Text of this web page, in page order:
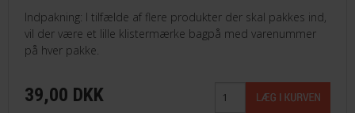
Indpakning: I tilfælde af flere produkter der skal pakkes ind,
vil der være et lille klistermærke bagpå med varenummer
på hver pakke.
39,00 DKK